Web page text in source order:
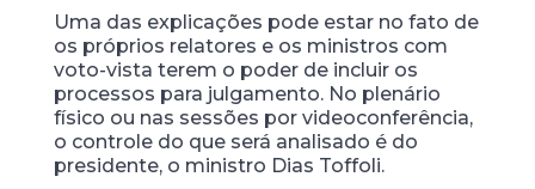
Uma das explicações pode estar no fato de
os próprios relatores e os ministros com
voto-vista terem o poder de incluir os
processos para julgamento. No plenário
físico ou nas sessões por videoconferência,
o controle do que será analisado é do
presidente, o ministro Dias Toffoli.